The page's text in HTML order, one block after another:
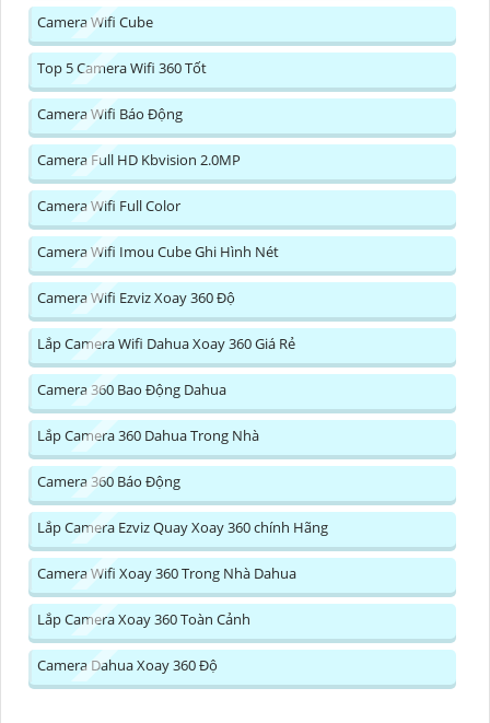
Camera Wifi Cube
Top 5 Camera Wifi 360 Tốt
Camera Wifi Báo Động
Camera Full HD Kbvision 2.0MP
Camera Wifi Full Color
Camera Wifi Imou Cube Ghi Hình Nét
Camera Wifi Ezviz Xoay 360 Độ
Lắp Camera Wifi Dahua Xoay 360 Giá Rẻ
Camera 360 Bao Động Dahua
Lắp Camera 360 Dahua Trong Nhà
Camera 360 Báo Động
Lắp Camera Ezviz Quay Xoay 360 chính Hãng
Camera Wifi Xoay 360 Trong Nhà Dahua
Lắp Camera Xoay 360 Toàn Cảnh
Camera Dahua Xoay 360 Độ